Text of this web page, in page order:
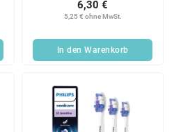
5,25 € ohne MwSt.
6,30 €
In den Warenkorb